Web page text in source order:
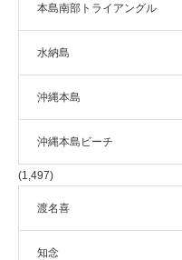
本島南部トライアングル
水納島
沖縄本島
沖縄本島ビーチ
(1,497)
渡名喜
知念